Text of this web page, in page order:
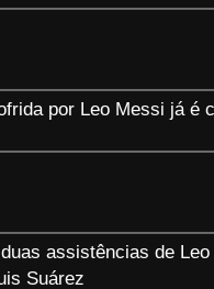
por Leo Messi já é
assistências de
Suárez